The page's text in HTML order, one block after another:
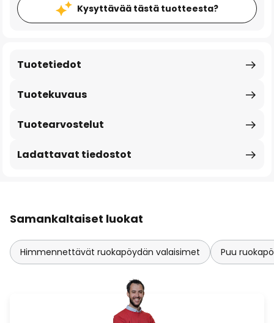
Kysyttävää tästä tuotteesta?
Tuotekuvaus
Tuotetiedot
Tuotearvostelut
Ladattavat tiedostot
Samankaltaiset luokat
Himmennettävät ruokapöydän valaisimet Puu